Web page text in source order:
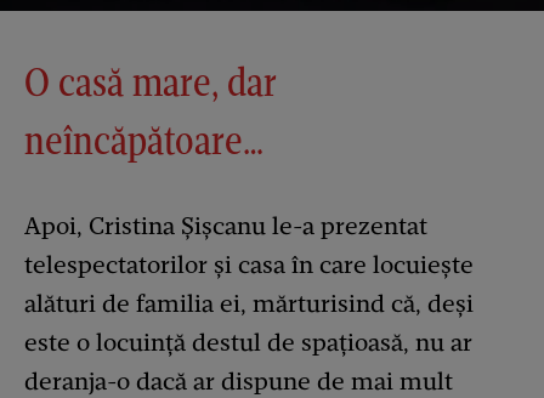
O casă mare, dar
neîncăpătoare…
Apoi, Cristina Șișcanu le-a prezentat
telespectatorilor și casa în care locuiește
alături de familia ei, mărturisind că, deși
este o locuință destul de spațioasă, nu ar
deranja-o dacă ar dispune de mai mult